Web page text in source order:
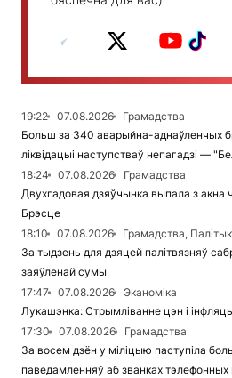
19:22 07.08.2026
Грамадства
Больш за 340 аварыйна-аднаўленчых
ліквідацыі наступстваў непагадзі —
18:24
07.08.2026
Грамадства
Двухгадовая дзяўчынка выпала з акна
Брэсце
18:10
07.08.2026
Грамадства,
За тыдзень для дзяцей палітвязняў
заяўленай сумы
17:47
07.08.2026
Эканоміка
Лукашэнка: Стрымліванне цэн і
17:30
07.08.2026
Грамадства
За восем дзён у міліцыю паступіла
паведамленняў аб званках тэлефонных